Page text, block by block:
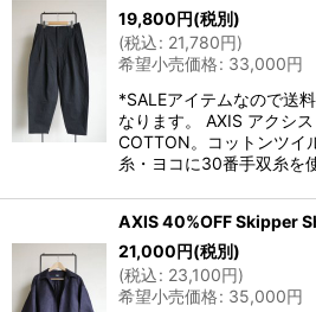
19,800円(税別)
(税込: 21,780円)
希望小売価格: 33,000円
*SALEアイテムなので送
なります。 AXIS アクシ
COTTON。コットンツイ
糸・ヨコに30番手双糸を
AXIS 40%OFF Skipper
21,000円(税別)
(税込: 23,100円)
希望小売価格: 35,000円